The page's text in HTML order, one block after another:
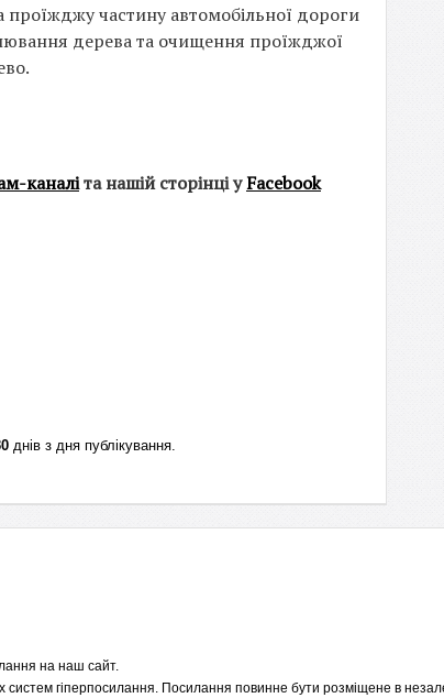
частину автомобільної дороги
дерева та очищення проїжджої
каналіта нашій сторінці уFacebook
днів з дня публікування.
на наш сайт.
гіперпосилання. Посилання повинне бути розміщене в